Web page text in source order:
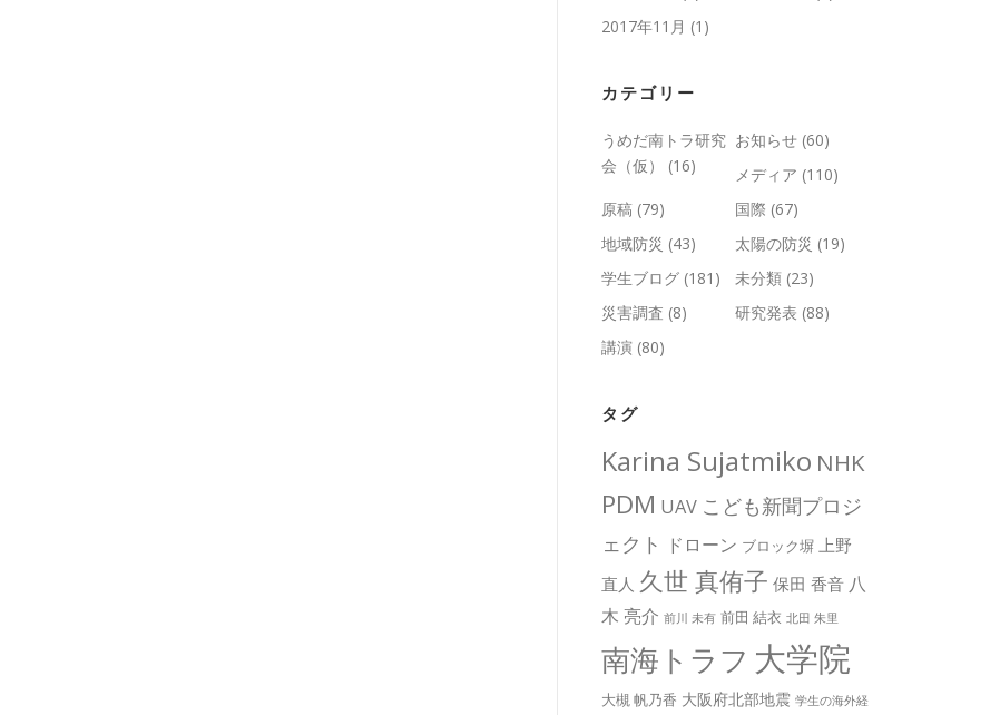
2017年11月 (1)
カテゴリー
うめだ南トラ研究
会（仮）
(16)
お知らせ (60)
メディア (110)
原稿 (79) 国際 (67)
地域防災 (43) 太陽の防災 (19)
学生ブログ (181) 未分類 (23)
災害調査 (8) 研究発表 (88)
講演 (80)
タグ
Karina Sujatmiko NHK
PDM UAV こども新聞プロジ
ェクト ドローン ブロック塀 上野
直人 久世 真侑子 保田 香音 八
木 亮介 前川 未有 前田 結衣 北田 朱里
南海トラフ 大学院
大槻 帆乃香 大阪府北部地震 学生の海外経